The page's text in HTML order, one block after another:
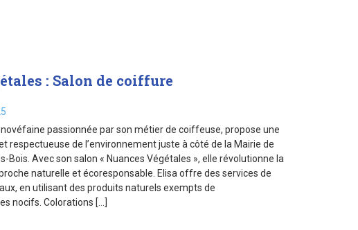
: Salon de coiffure
passionnée par son métier de coiffeuse, propose une
respectueuse de l’environnement juste à côté de la Mairie de
Bois. Avec son salon « Nuances Végétales », elle révolutionne la
naturelle et écoresponsable. Elisa offre des services de
en utilisant des produits naturels exempts de
nocifs. Colorations […]